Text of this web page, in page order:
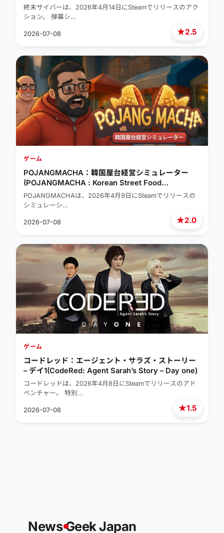
★2.5
終末サイバーは、2026年4月14日にSteamでリリースのアク
ション。 弾幕シ…
2026-07-08
★2.0
ゲーム
POJANGMACHA：韓国屋台経営シミュレーター
(POJANGMACHA : Korean Street Food
Management Simulator)
POJANGMACHAは、2026年4月9日にSteamでリリースの
シミュレーシ…
2026-07-08
★1.5
ゲーム
コードレッド：エージェント・サラズ・ストーリー
– デイ1(CodeRed: Agent Sarah’s Story – Day one)
コードレッドは、2026年4月8日にSteamでリリースのアド
ベンチャー。 特別…
2026-07-08
NewsGeek Japan